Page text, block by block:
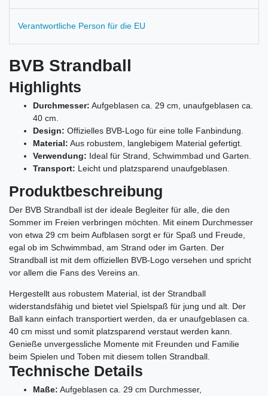
Verantwortliche Person für die EU
BVB Strandball
Highlights
Durchmesser: Aufgeblasen ca. 29 cm, unaufgeblasen ca.
40 cm.
Design: Offizielles BVB-Logo für eine tolle Fanbindung.
Material: Aus robustem, langlebigem Material gefertigt.
Verwendung: Ideal für Strand, Schwimmbad und Garten.
Transport: Leicht und platzsparend unaufgeblasen.
Produktbeschreibung
Der BVB Strandball ist der ideale Begleiter für alle, die den
Sommer im Freien verbringen möchten. Mit einem Durchmesser
von etwa 29 cm beim Aufblasen sorgt er für Spaß und Freude,
egal ob im Schwimmbad, am Strand oder im Garten. Der
Strandball ist mit dem offiziellen BVB-Logo versehen und spricht
vor allem die Fans des Vereins an.
Hergestellt aus robustem Material, ist der Strandball
widerstandsfähig und bietet viel Spielspaß für jung und alt. Der
Ball kann einfach transportiert werden, da er unaufgeblasen ca.
40 cm misst und somit platzsparend verstaut werden kann.
Genieße unvergessliche Momente mit Freunden und Familie
beim Spielen und Toben mit diesem tollen Strandball.
Technische Details
Maße: Aufgeblasen ca. 29 cm Durchmesser,